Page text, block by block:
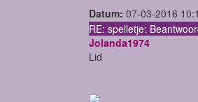
Datum: 07-03-2016
RE: spelletje:
Jolanda1974
Lid